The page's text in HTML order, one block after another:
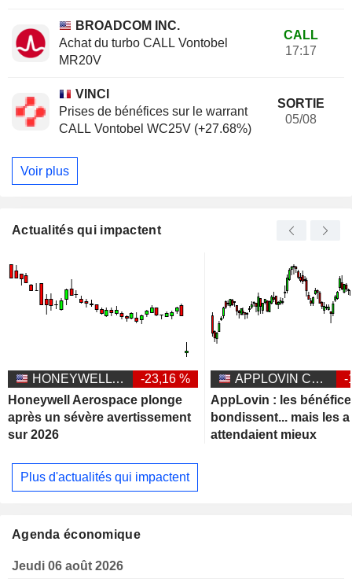
BROADCOM INC.
Achat du turbo CALL Vontobel
MR20V
CALL
17:17
VINCI
Prises de bénéfices sur le warrant
CALL Vontobel WC25V (+27.68%)
SORTIE
05/08
Voir plus
Actualités qui impactent
HONEYWELL AEROSPACE INC.
-23,16 %
Honeywell Aerospace plonge
après un sévère avertissement
sur 2026
APPLOVIN CORPORATION
-
AppLovin : les
bondissent... mais les
attendaient mieux
Plus d'actualités qui impactent
Agenda économique
Jeudi 06 août 2026